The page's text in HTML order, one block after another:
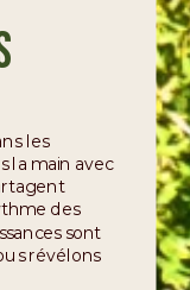
les
la main avec
des
sont
révélons